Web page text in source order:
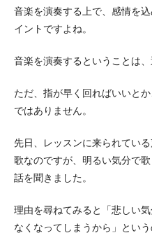
音楽を演奏する上で、感情を
イントですよね。
音楽を演奏するということは
ただ、指が早く回ればいいと
ではありません。
先日、レッスンに来られてい
歌なのですが、明るい気分で
話を聞きました。
理由を尋ねてみると「悲しい
なくなってしまうから」という